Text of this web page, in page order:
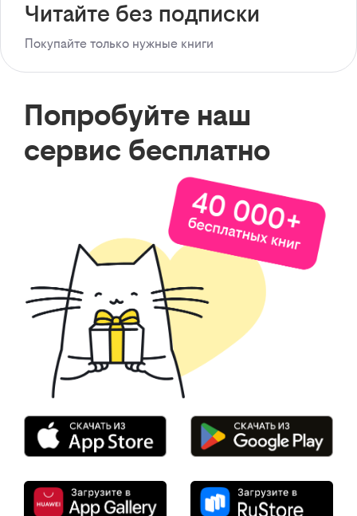
Читайте без подписки
Покупайте только нужные книги
Попробуйте наш
сервис бесплатно